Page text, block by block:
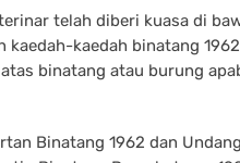
telah diberi kuasa di
kaedah-kaedah binatang
binatang atau burung
Binatang 1962 dan